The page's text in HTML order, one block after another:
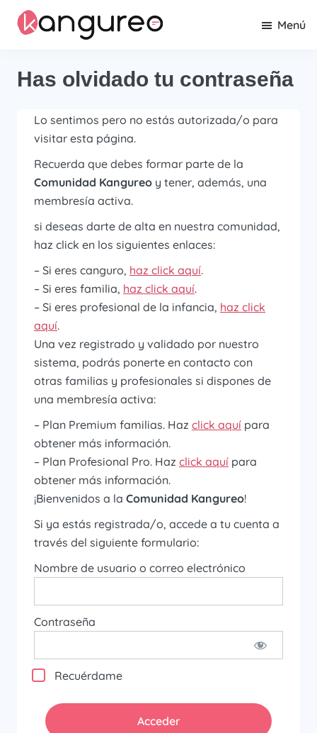
Saltar
Saltar
página
comunidad
de
profesionales
Barcelona
Menú
Has olvidado tu contraseña
Lo sentimos pero no estás autorizada/o para
visitar esta página.
Recuerda que debes formar parte de la
Comunidad Kangureo y tener, además, una
membresía activa.
si deseas darte de alta en nuestra comunidad,
haz click en los siguientes enlaces:
– Si eres canguro, haz click aquí.
– Si eres familia, haz click aquí.
– Si eres profesional de la infancia, haz click
aquí.
Una vez registrado y validado por nuestro
sistema, podrás ponerte en contacto con
otras familias y profesionales si dispones de
una membresía activa:
– Plan Premium familias. Haz click aquí para
obtener más información.
– Plan Profesional Pro. Haz click aquí para
obtener más información.
¡Bienvenidos a la Comunidad Kangureo!
Si ya estás registrada/o, accede a tu cuenta a
través del siguiente formulario:
Nombre de usuario o correo electrónico
Contraseña
Recuérdame